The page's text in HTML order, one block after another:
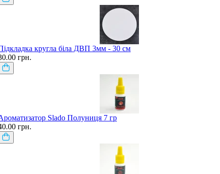
кругла біла ДВП 3мм - 30 см
грн.
Slado Полуниця 7 гр
грн.